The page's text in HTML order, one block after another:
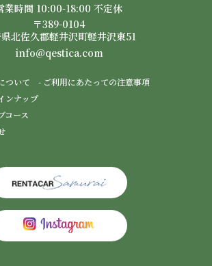
業時間 10:00-18:00 不定休
〒389-0104
北佐久郡軽井沢町軽井沢東51
info@qestica.com
ついて
ンナップ
コース
- ご利用にあたっての注意事項